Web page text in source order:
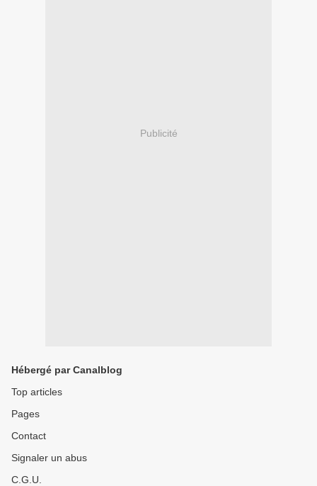
Publicité
Hébergé par Canalblog
Top articles
Pages
Contact
Signaler un abus
C.G.U.